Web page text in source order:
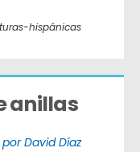
hispánicas
anillas
por David Díaz